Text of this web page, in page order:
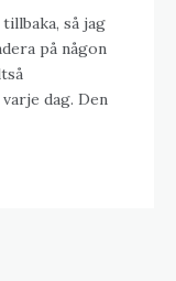
så jag
på någon
dag. Den